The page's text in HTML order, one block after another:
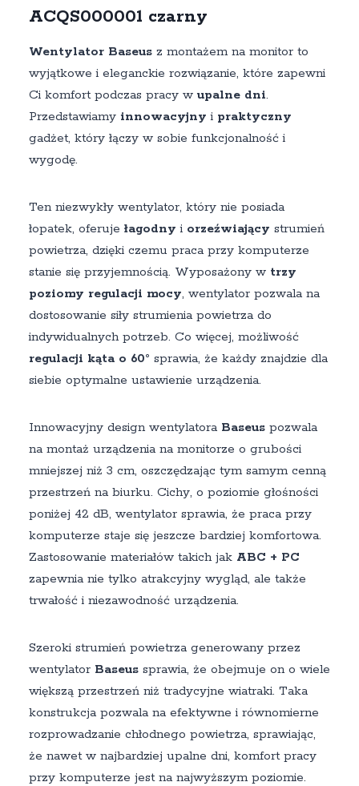
ACQS000001 czarny
Wentylator Baseusz montażem na monitor to
wyjątkowe i eleganckie rozwiązanie, które zapewni
Ci komfort podczas pracy w upalne dni.
Przedstawiamy innowacyjny i praktyczny
gadżet, który łączy w sobie funkcjonalność i
wygodę.
Ten niezwykły wentylator, który nie posiada
łopatek, oferuje łagodny i orzeźwiający strumień
powietrza, dzięki czemu praca przy komputerze
stanie się przyjemnością. Wyposażony w trzy
poziomy regulacji mocy, wentylator pozwala na
dostosowanie siły strumienia powietrza do
indywidualnych potrzeb. Co więcej, możliwość
regulacji kąta o 60° sprawia, że każdy znajdzie dla
siebie optymalne ustawienie urządzenia.
Innowacyjny design wentylatora Baseuspozwala
na montaż urządzenia na monitorze o grubości
mniejszej niż 3 cm, oszczędzając tym samym cenną
przestrzeń na biurku. Cichy, o poziomie głośności
poniżej 42 dB, wentylator sprawia, że praca przy
komputerze staje się jeszcze bardziej komfortowa.
Zastosowanie materiałów takich jak ABC + PC
zapewnia nie tylko atrakcyjny wygląd, ale także
trwałość i niezawodność urządzenia.
Szeroki strumień powietrza generowany przez
wentylator Baseussprawia, że obejmuje on o wiele
większą przestrzeń niż tradycyjne wiatraki. Taka
konstrukcja pozwala na efektywne i równomierne
rozprowadzanie chłodnego powietrza, sprawiając,
że nawet w najbardziej upalne dni, komfort pracy
przy komputerze jest na najwyższym poziomie.